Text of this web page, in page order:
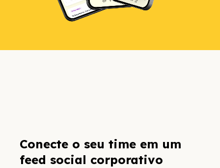
Conecte o seu time em um
feed social corporativo